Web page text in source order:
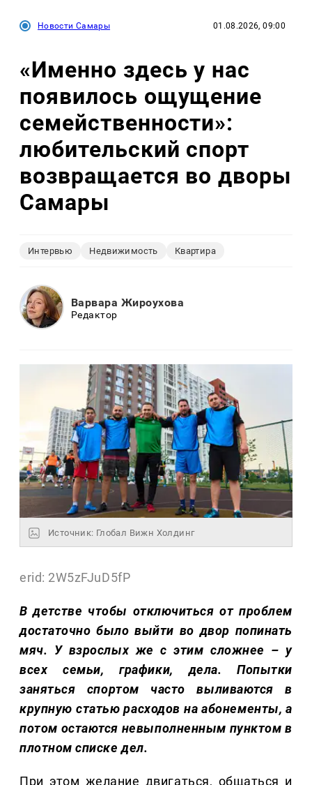
Новости Самары 01.08.2026, 09:00
«Именно здесь у нас
появилось ощущение
семейственности»:
любительский спорт
возвращается во дворы
Самары
Интервью Недвижимость Квартира
Варвара Жироухова
Редактор
Источник: Глобал Вижн Холдинг
erid: 2W5zFJuD5fP
В детстве чтобы отключиться от проблем
достаточно было выйти во двор попинать
мяч. У взрослых же с этим сложнее – у
всех семьи, графики, дела. Попытки
заняться спортом часто выливаются в
крупную статью расходов на абонементы, а
потом остаются невыполненным пунктом в
плотном списке дел.
При этом желание двигаться, общаться и